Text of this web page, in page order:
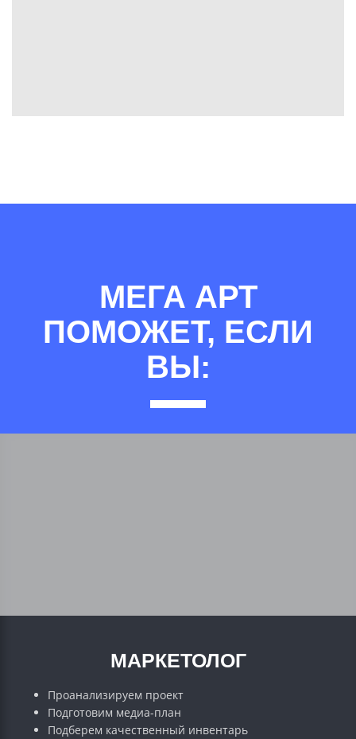
МЕГА АРТ
ПОМОЖЕТ, ЕСЛИ
ВЫ:
МАРКЕТОЛОГ
Проанализируем проект
Подготовим медиа-план
Подберем качественный инвентарь